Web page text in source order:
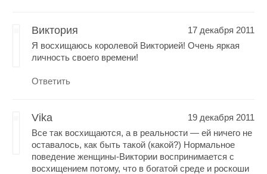
Виктория
17 декабря 2011
Я восхищаюсь королевой Викторией! Очень яркая
личность своего времени!
Ответить
Vika
19 декабря 2011
Все так восхищаются, а в реальности — ей ничего не
оставалось, как быть такой (какой?) Нормальное
поведение женщины-Виктории воспринимается с
восхищением потому, что в богатой среде и роскоши